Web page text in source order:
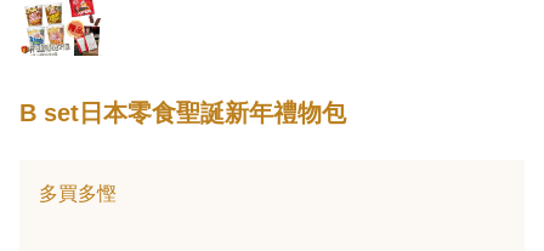
B set日本零食聖誕新年禮物包
多買多慳